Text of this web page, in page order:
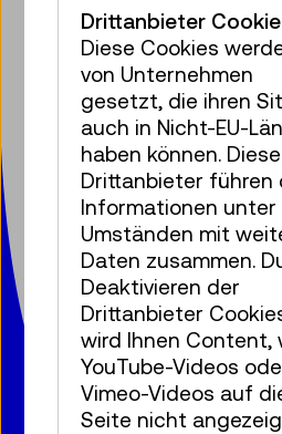
Facebook
Instagram
Pinterest
Technisches
mit
Mariahilfer
1140
T:+ 43 1
Presse Vermietung
Datenschutz
Impressum
Drittanbieter
Diese Cookies
von Unternehmen
gesetzt, die ihren
auch in Nicht-EU-
haben können. Diese
Drittanbieter führen
Informationen unter
Umständen mit
Daten zusammen.
Deaktivieren der
Drittanbieter
wird Ihnen Content,
YouTube-Videos
Vimeo-Videos auf
Seite nicht